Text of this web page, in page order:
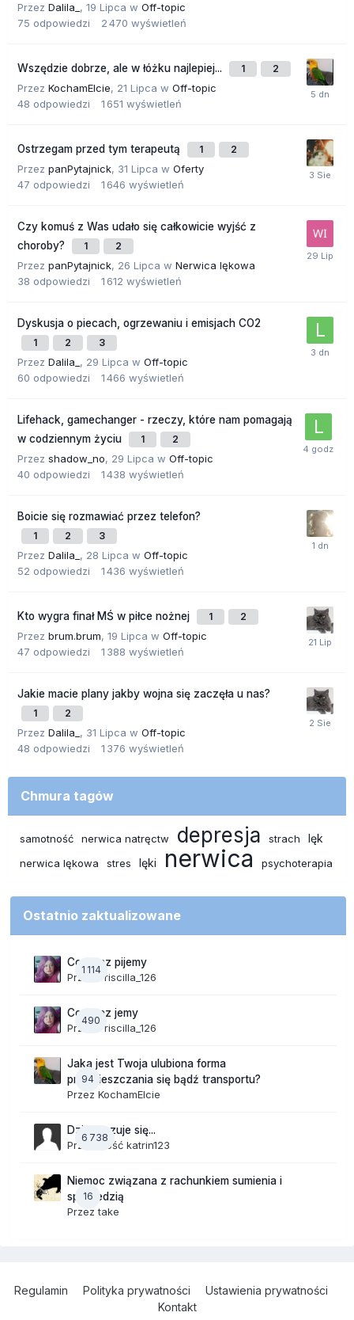
Przez Dalila_ , 19 Lipca w Off-topic
75 odpowiedzi 2 470 wyświetleń
Wszędzie dobrze, ale w łóżku najlepiej... 1 2
Przez KochamElcie, 21 Lipca w Off-topic
48 odpowiedzi 1 651 wyświetleń
Ostrzegam przed tym terapeutą 1 2
Przez panPytajnick, 31 Lipca w Oferty
47 odpowiedzi 1 646 wyświetleń
Czy komuś z Was udało się całkowicie wyjść z
choroby?
1 2
Przez panPytajnick, 26 Lipca w Nerwica lękowa
38 odpowiedzi 1 612 wyświetleń
Dyskusja o piecach, ogrzewaniu i emisjach CO2
1 2 3
Przez Dalila_ , 29 Lipca w Off-topic
60 odpowiedzi 1 466 wyświetleń
Lifehack, gamechanger - rzeczy, które nam pomagają
w codziennym życiu
1 2
Przez shadow_no, 29 Lipca w Off-topic
40 odpowiedzi 1 438 wyświetleń
Boicie się rozmawiać przez telefon?
1 2 3
Przez Dalila_ , 28 Lipca w Off-topic
52 odpowiedzi 1 436 wyświetleń
Kto wygra finał MŚ w piłce nożnej 1 2
Przez brum.brum, 19 Lipca w Off-topic
47 odpowiedzi 1 388 wyświetleń
Jakie macie plany jakby wojna się zaczęła u nas?
1 2
Przez Dalila_ , 31 Lipca w Off-topic
48 odpowiedzi 1 376 wyświetleń
Chmura tagów
samotność nerwica natręctw depresja strach lęk
nerwica lękowa stres lęki nerwica psychoterapia
Ostatnio zaktualizowane
1 114
Co teraz pijemy
Przez Priscilla_126
490
Co teraz jemy
PrzezPriscilla_126
94
Jaka jest Twoja ulubiona forma
przemieszczania się bądź transportu?
Przez KochamElcie
6 738
Dzisiaj czuje się...
Przez Gość katrin123
16
Niemoc związana z rachunkiem sumienia i
spowiedzią
Przeztake
Regulamin Polityka prywatności
Ustawienia prywatności
Kontakt